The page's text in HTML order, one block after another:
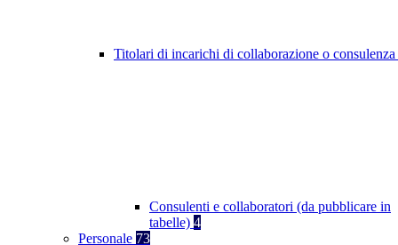
Titolari di incarichi di collaborazione o consulenza
Consulenti e collaboratori (da pubblicare in
tabelle) 4
Personale 73